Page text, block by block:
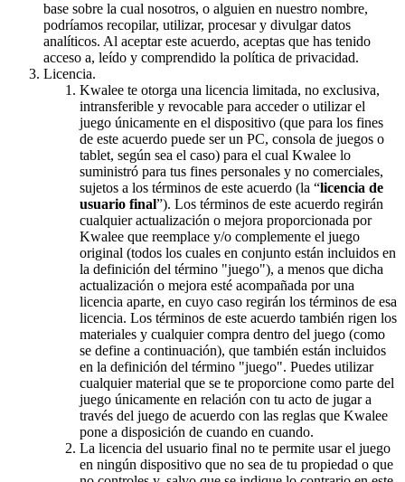
base sobre la cual nosotros, o alguien en nuestro nombre,
podríamos recopilar, utilizar, procesar y divulgar datos
analíticos. Al aceptar este acuerdo, aceptas que has tenido
acceso a, leído y comprendido la política de privacidad.
Licencia.
Kwalee te otorga una licencia limitada, no exclusiva,
intransferible y revocable para acceder o utilizar el
juego únicamente en el dispositivo (que para los fines
de este acuerdo puede ser un PC, consola de juegos o
tablet, según sea el caso) para el cual Kwalee lo
suministró para tus fines personales y no comerciales,
sujetos a los términos de este acuerdo (la “licencia de
usuario final”). Los términos de este acuerdo regirán
cualquier actualización o mejora proporcionada por
Kwalee que reemplace y/o complemente el juego
original (todos los cuales en conjunto están incluidos en
la definición del término "juego"), a menos que dicha
actualización o mejora esté acompañada por una
licencia aparte, en cuyo caso regirán los términos de esa
licencia. Los términos de este acuerdo también rigen los
materiales y cualquier compra dentro del juego (como
se define a continuación), que también están incluidos
en la definición del término "juego". Puedes utilizar
cualquier material que se te proporcione como parte del
juego únicamente en relación con tu acto de jugar a
través del juego de acuerdo con las reglas que Kwalee
pone a disposición de cuando en cuando.
La licencia del usuario final no te permite usar el juego
en ningún dispositivo que no sea de tu propiedad o que